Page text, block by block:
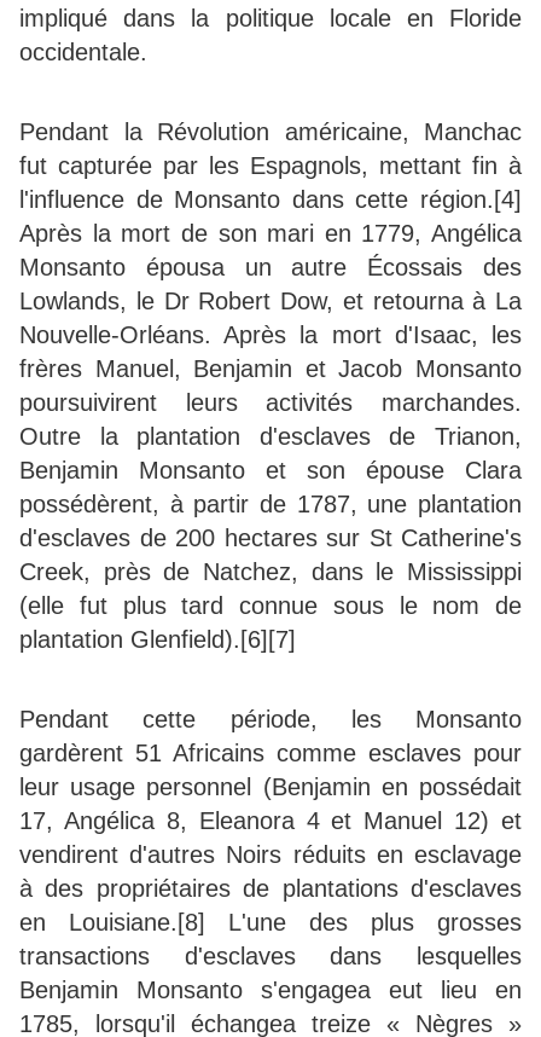
impliqué dans la politique locale en Floride
occidentale.
Pendant la Révolution américaine, Manchac
fut capturée par les Espagnols, mettant fin à
l'influence de Monsanto dans cette région.[4]
Après la mort de son mari en 1779, Angélica
Monsanto épousa un autre Écossais des
Lowlands, le Dr Robert Dow, et retourna à La
Nouvelle-Orléans. Après la mort d'Isaac, les
frères Manuel, Benjamin et Jacob Monsanto
poursuivirent leurs activités marchandes.
Outre la plantation d'esclaves de Trianon,
Benjamin Monsanto et son épouse Clara
possédèrent, à partir de 1787, une plantation
d'esclaves de 200 hectares sur St Catherine's
Creek, près de Natchez, dans le Mississippi
(elle fut plus tard connue sous le nom de
plantation Glenfield).[6][7]
Pendant cette période, les Monsanto
gardèrent 51 Africains comme esclaves pour
leur usage personnel (Benjamin en possédait
17, Angélica 8, Eleanora 4 et Manuel 12) et
vendirent d'autres Noirs réduits en esclavage
à des propriétaires de plantations d'esclaves
en Louisiane.[8] L'une des plus grosses
transactions d'esclaves dans lesquelles
Benjamin Monsanto s'engagea eut lieu en
1785, lorsqu'il échangea treize « Nègres »